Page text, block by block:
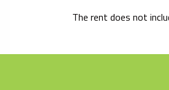
The rent does not